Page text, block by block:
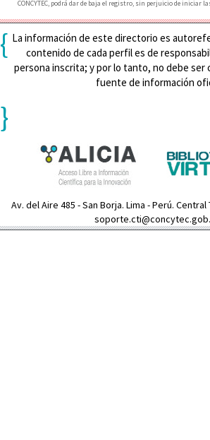
CONCYTEC, podrá dar de baja el registro, sin perjuicio de iniciar
{ La información de este directorio es
contenido de cada perfil es de
persona inscrita; y por lo tanto, no debe ser
fuente de información
}
Av. del Aire 485 - San Borja. Lima - Perú. Central